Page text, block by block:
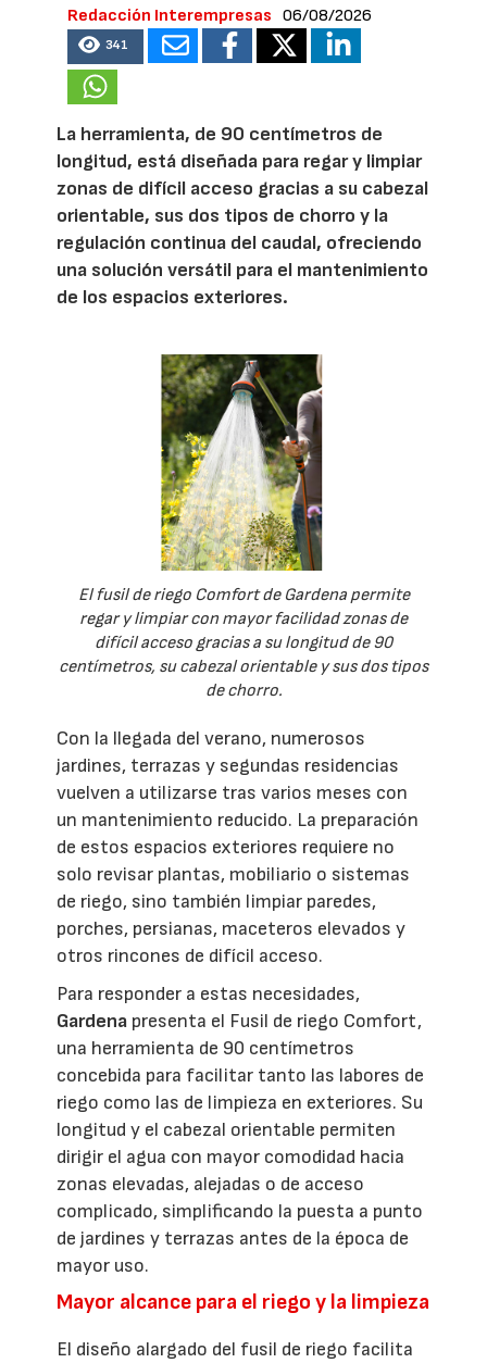
Redacción Interempresas 06/08/2026
341
La herramienta, de 90 centímetros de
longitud, está diseñada para regar y limpiar
zonas de difícil acceso gracias a su cabezal
orientable, sus dos tipos de chorro y la
regulación continua del caudal, ofreciendo
una solución versátil para el mantenimiento
de los espacios exteriores.
El fusil de riego Comfort de Gardena permite
regar y limpiar con mayor facilidad zonas de
difícil acceso gracias a su longitud de 90
centímetros, su cabezal orientable y sus dos tipos
de chorro.
Con la llegada del verano, numerosos
jardines, terrazas y segundas residencias
vuelven a utilizarse tras varios meses con
un mantenimiento reducido. La preparación
de estos espacios exteriores requiere no
solo revisar plantas, mobiliario o sistemas
de riego, sino también limpiar paredes,
porches, persianas, maceteros elevados y
otros rincones de difícil acceso.
Para responder a estas necesidades,
Gardena presenta el Fusil de riego Comfort,
una herramienta de 90 centímetros
concebida para facilitar tanto las labores de
riego como las de limpieza en exteriores. Su
longitud y el cabezal orientable permiten
dirigir el agua con mayor comodidad hacia
zonas elevadas, alejadas o de acceso
complicado, simplificando la puesta a punto
de jardines y terrazas antes de la época de
mayor uso.
Mayor alcance para el riego y la limpieza
El diseño alargado del fusil de riego facilita